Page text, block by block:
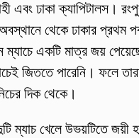
এবং ঢাকা ক্যাপিটালস।
থেকে ঢাকার প্রথম
ম্যাচে একটি মাত্র জয়
জিততে পারেনি। ফলে
দিক থেকে।
ম্যাচ খেলে উভয়টিতে জয়ী